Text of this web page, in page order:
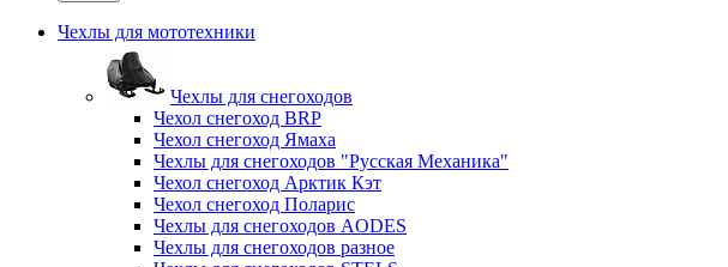
Чехлы для мототехники
Чехлы для снегоходов
Чехол снегоход BRP
Чехол снегоход Ямаха
Чехлы для снегоходов "Русская Механика"
Чехол снегоход Арктик Кэт
Чехол снегоход Поларис
Чехлы для снегоходов AODES
Чехлы для снегоходов разное